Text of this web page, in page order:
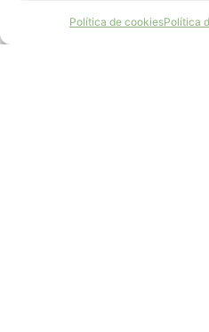
Política de cookiesPolítica